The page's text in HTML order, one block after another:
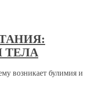
ТЕЛА
возникает булимия и